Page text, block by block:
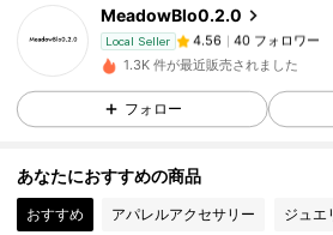
MeadowBlo0.2.0
Local Seller
4.56
40 フォロワー
c***i が1日前にフォロ
4.56
40 フォロワー
40 フォロワー
4.56
4.56 40 フォロワー
1.3K 件が最近販売されました
フォロー
あなたにおすすめの商品
おすすめ アパレルアクセサリー ジュエ